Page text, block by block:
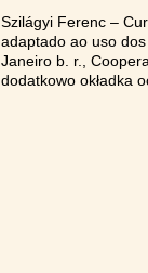
Szilágyi Ferenc –
adaptado ao uso
Janeiro b. r.,
dodatkowo okładka